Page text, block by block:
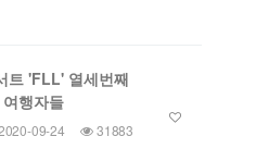
트 'FLL' 열세번째
행자들
09-24 31883